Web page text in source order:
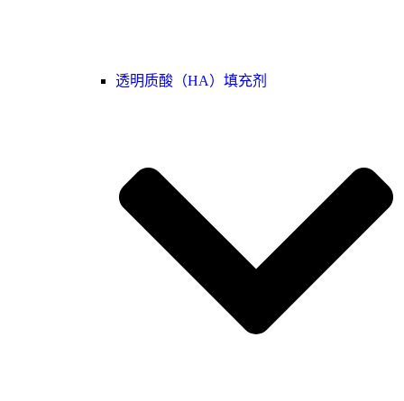
透明质酸（HA）填充剂‌